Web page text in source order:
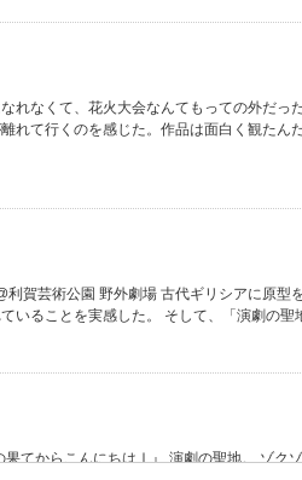
れなくて、花火大会なんてもっての外だっ
れて行くのを感じた。作品は面白く観た
利賀芸術公園 野外劇場 古代ギリシアに原
いることを実感した。 そして、「演劇の
てからこんにちはⅠ』 演劇の聖地。 ゾク